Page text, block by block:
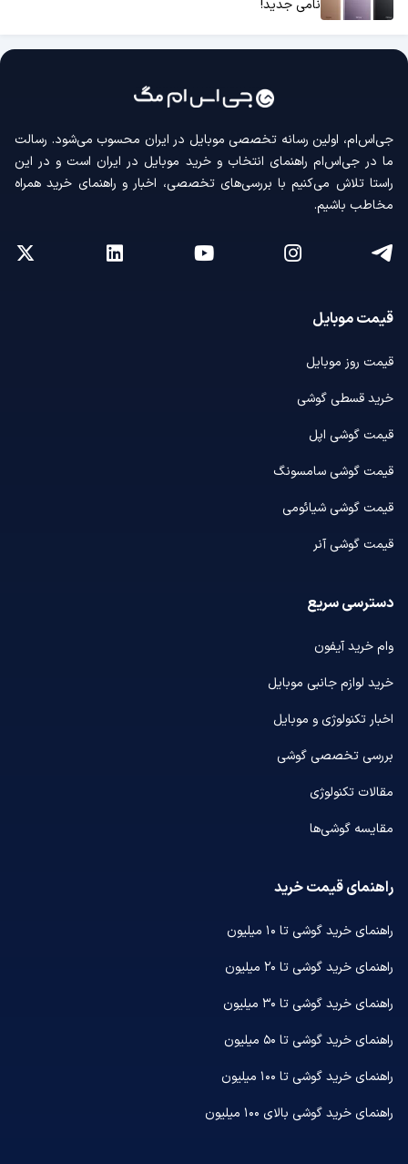
نامی جدید!
جی‌اس‌ام، اولین رسانه‌ تخصصی موبایل در ایران محسوب می‌شود. رسالت
ما در جی‌اس‌ام راهنمای انتخاب و خرید موبایل در ایران است و در این
راستا تلاش می‌کنیم با بررسی‌های تخصصی، اخبار و راهنمای خرید همراه
مخاطب باشیم.
قیمت موبایل
قیمت روز موبایل
خرید قسطی گوشی
قیمت گوشی اپل
قیمت گوشی سامسونگ
قیمت گوشی شیائومی
قیمت گوشی آنر
دسترسی سریع
وام خرید آیفون
خرید لوازم جانبی موبایل
اخبار تکنولوژی و موبایل
بررسی تخصصی گوشی
مقالات تکنولوژی
مقایسه گوشی‌ها
راهنمای قیمت خرید
راهنمای خرید گوشی تا ۱۰ میلیون
راهنمای خرید گوشی تا ۲۰ میلیون
راهنمای خرید گوشی تا ۳۰ میلیون
راهنمای خرید گوشی تا ۵۰ میلیون
راهنمای خرید گوشی تا ۱۰۰ میلیون
راهنمای خرید گوشی بالای ۱۰۰ میلیون